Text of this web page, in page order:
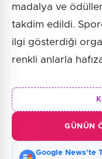
madalya ve
takdim edildi.
ilgi gösterdiği
renkli anlarla
GÜNÜN
Google News'te